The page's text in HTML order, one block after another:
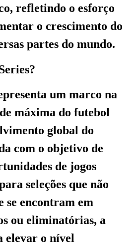
refletindo o esforço
o crescimento do
partes do mundo.
um marco na
máxima do futebol
global do
com o objetivo de
de jogos
seleções que não
se encontram em
ou eliminatórias, a
elevar o nível